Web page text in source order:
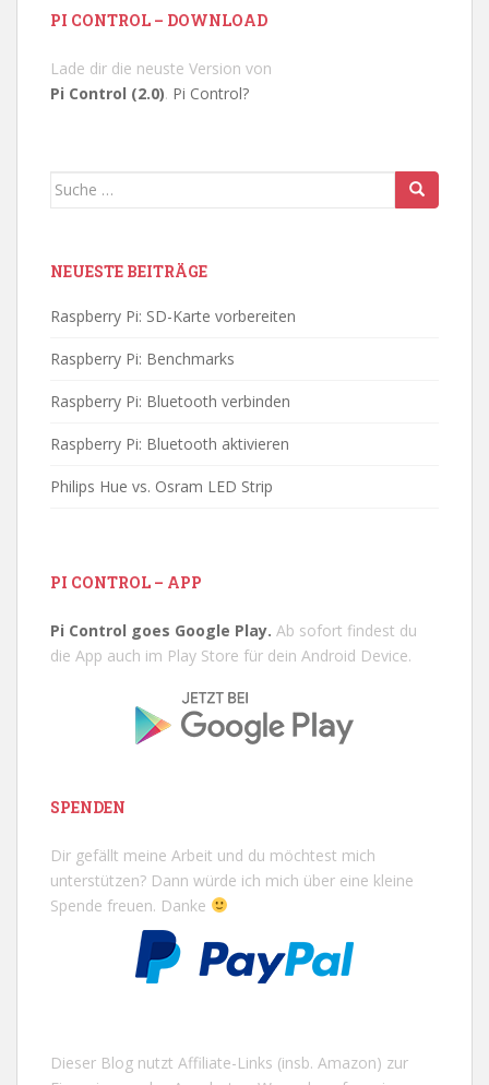
PI CONTROL – DOWNLOAD
Lade dir die neuste Version von
Pi Control (2.0). Pi Control?
Suche
NEUESTE BEITRÄGE
Raspberry Pi: SD-Karte vorbereiten
Raspberry Pi: Benchmarks
Raspberry Pi: Bluetooth verbinden
Raspberry Pi: Bluetooth aktivieren
Philips Hue vs. Osram LED Strip
PI CONTROL – APP
Pi Control goes Google Play. Ab sofort findest du
die App auch im Play Store für dein Android Device.
SPENDEN
Dir gefällt meine Arbeit und du möchtest mich
unterstützen? Dann würde ich mich über eine kleine
Spende freuen. Danke
Dieser Blog nutzt Affiliate-Links (insb. Amazon) zur